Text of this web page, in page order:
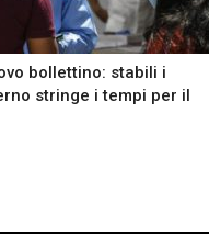
bollettino: stabili i
stringe i tempi per il